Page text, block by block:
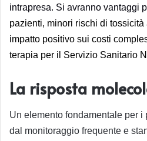
intrapresa. Si avranno vantaggi
pazienti, minori rischi di tossicità
impatto positivo sui costi
terapia per il Servizio Sanitario
La risposta
Un elemento fondamentale per i
dal monitoraggio frequente e